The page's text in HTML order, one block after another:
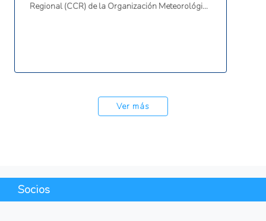
Regional (CCR) de la Organización Meteorológica
Servicios Meteorológicos e Hidrológicos
Ver más
Socios